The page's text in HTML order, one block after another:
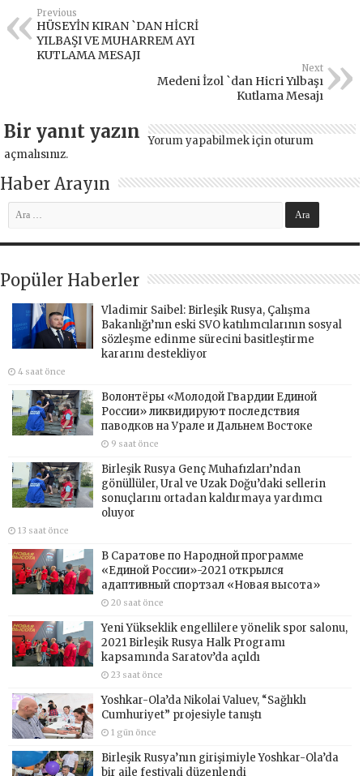
Previous
HÜSEYİN KIRAN `DAN HİCRİ
YILBAŞI VE MUHARREM AYI
KUTLAMA MESAJI
Next
Medeni İzol `dan Hicri Yılbaşı
Kutlama Mesajı
Bir yanıt yazın Yorum yapabilmek için oturum
açmalısınız.
Haber Arayın
Popüler Haberler
Vladimir Saibel: Birleşik Rusya, Çalışma
Bakanlığı’nın eski SVO katılımcılarının sosyal
sözleşme edinme sürecini basitleştirme
kararını destekliyor
4 saat önce
Волонтёры «Молодой Гвардии Единой
России» ликвидируют последствия
паводков на Урале и Дальнем Востоке
9 saat önce
Birleşik Rusya Genç Muhafızları’ndan
gönüllüler, Ural ve Uzak Doğu’daki sellerin
sonuçlarını ortadan kaldırmaya yardımcı
oluyor
13 saat önce
В Саратове по Народной программе
«Единой России»-2021 открылся
адаптивный спортзал «Новая высота»
20 saat önce
Yeni Yükseklik engellilere yönelik spor salonu,
2021 Birleşik Rusya Halk Programı
kapsamında Saratov’da açıldı
23 saat önce
Yoshkar-Ola’da Nikolai Valuev, “Sağlıklı
Cumhuriyet” projesiyle tanıştı
1 gün önce
Birleşik Rusya’nın girişimiyle Yoshkar-Ola’da
bir aile festivali düzenlendi